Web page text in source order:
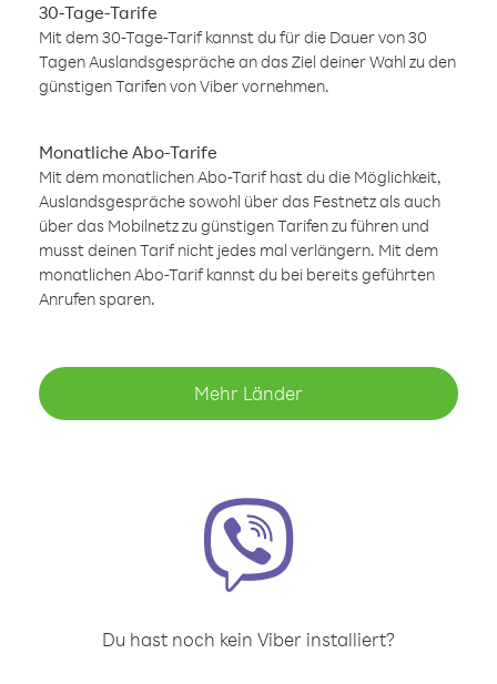
30-Tage-Tarife
Mit dem 30-Tage-Tarif kannst du für die Dauer von 30
Tagen Auslandsgespräche an das Ziel deiner Wahl zu den
günstigen Tarifen von Viber vornehmen.
Monatliche Abo-Tarife
Mit dem monatlichen Abo-Tarif hast du die Möglichkeit,
Auslandsgespräche sowohl über das Festnetz als auch
über das Mobilnetz zu günstigen Tarifen zu führen und
musst deinen Tarif nicht jedes mal verlängern. Mit dem
monatlichen Abo-Tarif kannst du bei bereits geführten
Anrufen sparen.
Mehr Länder
Du hast noch kein Viber installiert?